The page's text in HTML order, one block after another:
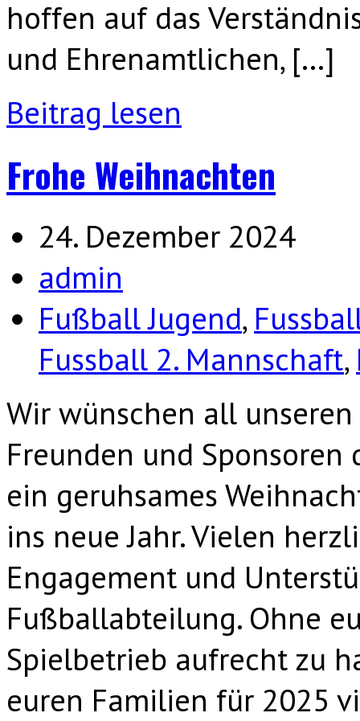
hoffen auf das
und Ehrenamtlichen, […]
Beitrag lesen
Frohe Weihnachten
24. Dezember 2024
admin
Fußball Jugend,
Fussball 2. Mannschaft,
Wir wünschen all
Freunden und Sponsoren
ein geruhsames
ins neue Jahr. Vielen
Engagement und
Fußballabteilung. Ohne
Spielbetrieb aufrecht zu
euren Familien für 2025